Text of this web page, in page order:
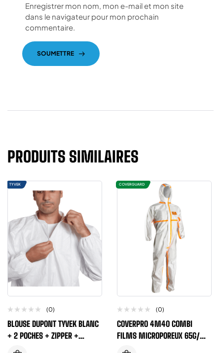
Enregistrer mon nom, mon e-mail et mon site
dans le navigateur pour mon prochain
commentaire.
SOUMETTRE
PRODUITS SIMILAIRES
TYVEK
(0)
BLOUSE DUPONT TYVEK BLANC
+ 2 POCHES + ZIPPER +
CHIMIQUE CAT3 TYPE 6B
COVERGUARD
(0)
COVERPRO 4M40 COMBI
FILMS MICROPOREUX 65G/M2
TYPE 4/5/6 BLANC